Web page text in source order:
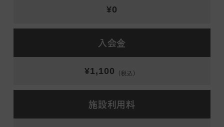
¥0
入会金
¥1,100 （税込）
施設利用料